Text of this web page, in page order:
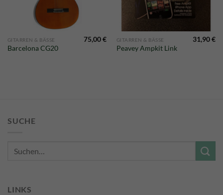
GITARREN & BÄSSE
Barcelona CG20
75,00€ GITARREN & BÄSSE
Peavey Ampkit Link
31,90€
SUCHE
LINKS